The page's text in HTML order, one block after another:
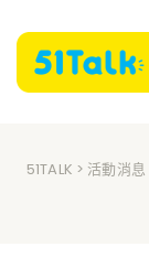
51TALK > 活動消息